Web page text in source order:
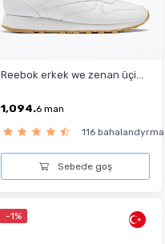
Reebok erkek we zenan üçi...
1,094.6 man
116 bahalandyrma
Sebede goş
-1%